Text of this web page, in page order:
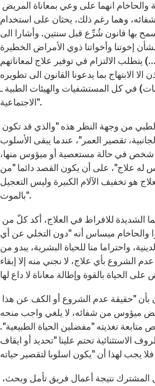
وهما رغم ذلك، يحثان على استخدام
بها قانون شُرِّع قبل سنتين. وأشارا الى
إخوتنا وأخواتنا ذوي الأمراض الخطيرة
يتطلب الالتزام في توفير علاج لمعاناتهم
الا الابتهاج بما يدعونا القانون الى تطويره
في كل المستشفيات والهيئات الطبية ـ
الاجتماعية".
تقصير العمر"، عندما يبقى الأسلوب
شخص في حالة مستعصية أو ميؤوس منها،
علاج"، على أن يكون القصد دائما "من
هو تخفيف الآلام الكبيرة وليس التعجيل
بالموت".
والحاخام ميساس أنه "دون التخلي عن أي
واحتراما منا للحياة البشرية، يبدو من
الشروع بأي علاج، لا نجني منه إلا إبقاء
ميؤوس من شفائه، لا يلغي واجب منحه
متابعة تغذيته "مفضلين الحياة الطبيعية".
الاستثنائية تحتم علينا "تحديد أو ايقاف